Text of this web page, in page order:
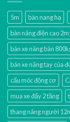
5m bàn nang hạ
bàn nâng điện cao 2m
bán xe nâng bàn
bán xe nâng tay của
cẩu móc động cơ
mua xe đẩy 2 tầng
thang nâng người